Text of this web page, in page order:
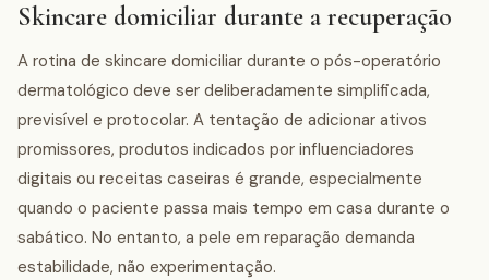
Skincare domiciliar durante a recuperação
A rotina de skincare domiciliar durante o pós-operatório
dermatológico deve ser deliberadamente simplificada,
previsível e protocolar. A tentação de adicionar ativos
promissores, produtos indicados por influenciadores
digitais ou receitas caseiras é grande, especialmente
quando o paciente passa mais tempo em casa durante o
sabático. No entanto, a pele em reparação demanda
estabilidade, não experimentação.